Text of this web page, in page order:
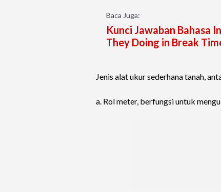
Baca Juga:
Kunci Jawaban Bahasa
They Doing in Break
Jenis alat ukur sederhana tanah,
a. Rol meter, berfungsi untuk